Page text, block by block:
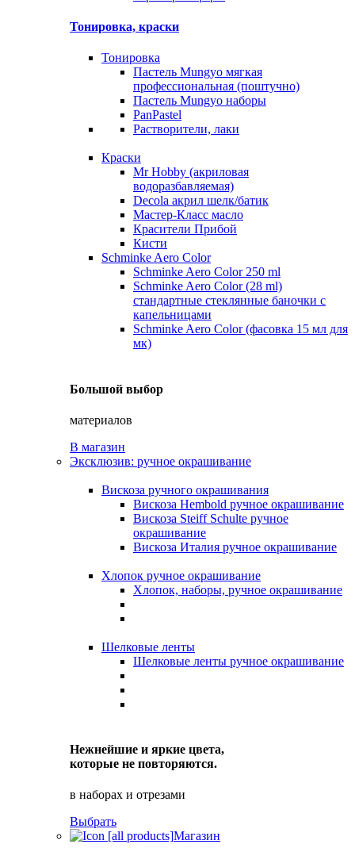
Тонировка, краски
Тонировка
Пастель Mungyo мягкая
профессиональная (поштучно)
Пастель Mungyo наборы
PanPastel
Растворители, лаки
Краски
Mr Hobby (акриловая
водоразбавляемая)
Decola акрил шелк/батик
Мастер-Класс масло
Красители Прибой
Кисти
Schminke Aero Color
Schminke Aero Color 250 ml
Schminke Aero Color (28 ml)
стандартные стеклянные баночки с
капельницами
Schminke Aero Color (фасовка 15 мл для
мк)
Большой выбор
материалов
В магазин
Эксклюзив: ручное окрашивание
Вискоза ручного окрашивания
Вискоза Hembold ручное окрашивание
Вискоза Steiff Schulte ручное
окрашивание
Вискоза Италия ручное окрашивание
Хлопок ручное окрашивание
Хлопок, наборы, ручное окрашивание
Шелковые ленты
Шелковые ленты ручное окрашивание
Нежнейшие и яркие цвета,
которые не повторяются.
в наборах и отрезами
Выбрать
Магазин